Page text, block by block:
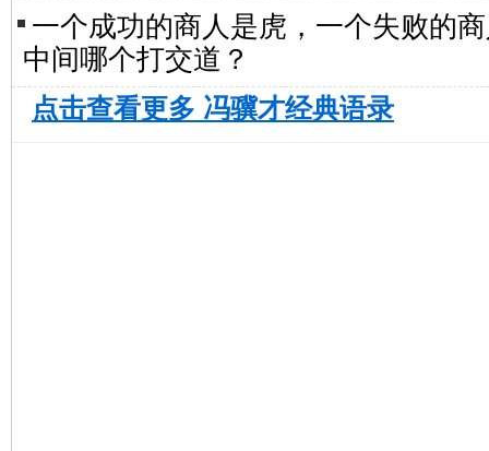
一个成功的商人是虎，一个失败的
中间哪个打交道？
点击查看更多 冯骥才经典语录